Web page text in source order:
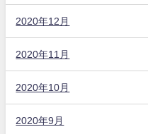
2020年12月
2020年11月
2020年10月
2020年9月